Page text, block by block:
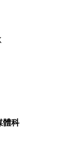
體科